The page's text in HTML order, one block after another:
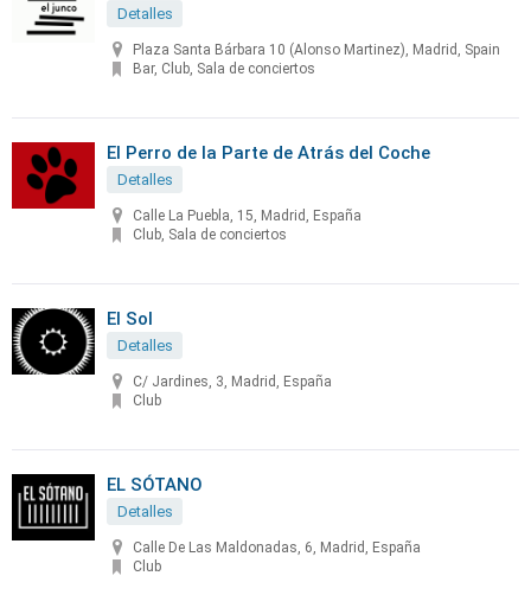
Detalles
Plaza Santa Bárbara 10 (Alonso Martinez), Madrid, Spain
Bar, Club, Sala de conciertos
El Perro de la Parte de Atrás del Coche
Detalles
Calle La Puebla, 15, Madrid, España
Club, Sala de conciertos
El Sol
Detalles
C/ Jardines, 3, Madrid, España
Club
EL SÓTANO
Detalles
Calle De Las Maldonadas, 6, Madrid, España
Club